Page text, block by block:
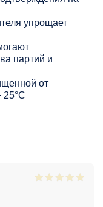
упрощает
партий и
от
25°С